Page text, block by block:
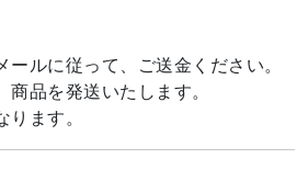
ールに従って、ご送金ください。
商品を発送いたします。
ます。